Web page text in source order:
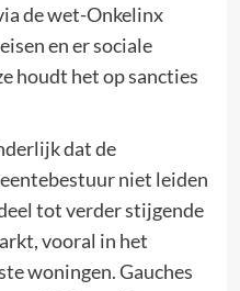
de wet-Onkelinx
en er sociale
houdt het op sancties
dat de
niet leiden
tot verder stijgende
vooral in het
woningen. Gauches